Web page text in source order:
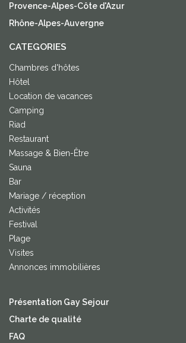
Provence-Alpes-Côte d'Azur
Rhône-Alpes-Auvergne
CATEGORIES
Chambres d'hôtes
Hôtel
Location de vacances
Camping
Riad
Restaurant
Massage & Bien-Être
Sauna
Bar
Mariage / réception
Activités
Festival
Plage
Visites
Annonces immobilières
Présentation Gay Sejour
Charte de qualité
FAQ